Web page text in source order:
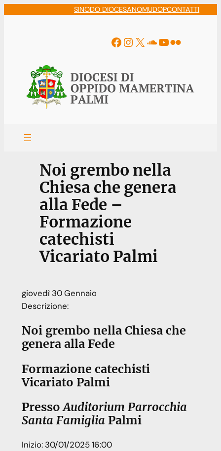
SINODO DIOCESANOMUDOPCONTATTI
Facebook
Instagram
X Soundcloud
YouTube
Flickr
Noi grembo nella
Chiesa che genera
alla Fede –
Formazione
catechisti
Vicariato Palmi
giovedì 30Gennaio
Descrizione:
Noi grembo nella Chiesa che
genera alla Fede
Formazione catechisti
Vicariato Palmi
PressoAuditorium Parrocchia
Santa Famiglia Palmi
Inizio: 30/01/2025 16:00